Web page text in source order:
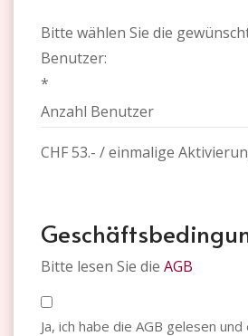
Bitte wählen Sie die
Benutzer:
*
CHF 53.- / einmalige
Bitte lesen Sie die AGB
Ja, ich habe die AGB gelesen